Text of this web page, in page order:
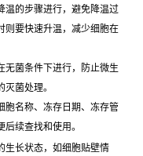
温的步骤进行，避免降温过
则要快速升温，减少细胞在
无菌条件下进行，防止微生
菌处理。
胞名称、冻存日期、冻存管
续查找和使用。
生长状态，如细胞贴壁情